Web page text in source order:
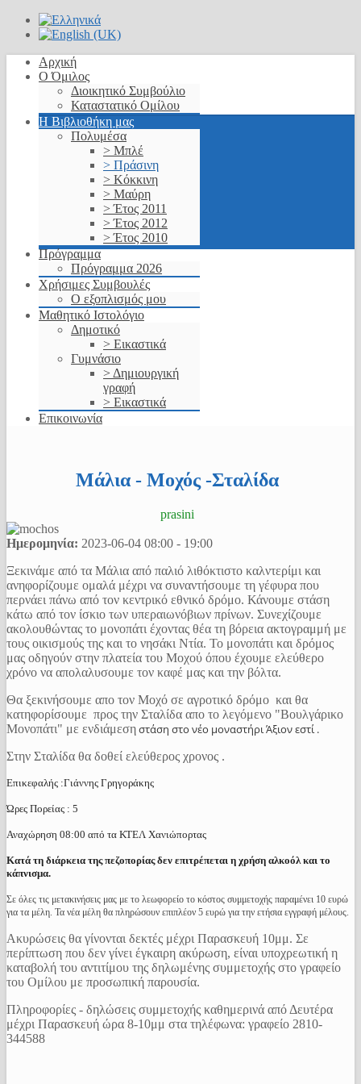
Αρχική
Ο Όμιλος
Διοικητικό Συμβούλιο
Καταστατικό Ομίλου
Η Βιβλιοθήκη μας
Πολυμέσα
> Μπλέ
> Πράσινη
> Κόκκινη
> Μαύρη
> Έτος 2011
> Έτος 2012
> Έτος 2010
Πρόγραμμα
Πρόγραμμα 2026
Χρήσιμες Συμβουλές
Ο εξοπλισμός μου
Μαθητικό Ιστολόγιο
Δημοτικό
> Εικαστικά
Γυμνάσιο
> Δημιουργική
γραφή
> Εικαστικά
Επικοινωνία
Μάλια - Μοχός -Σταλίδα
prasini
Ημερομηνία: 2023-06-04 08:00 - 19:00
Ξεκινάμε από τα Μάλια από παλιό λιθόκτιστο καλντερίμι και
ανηφορίζουμε ομαλά μέχρι να συναντήσουμε τη γέφυρα που
περνάει πάνω από τον κεντρικό εθνικό δρόμο. Κάνουμε στάση
κάτω από τον ίσκιο των υπεραιωνόβιων πρίνων. Συνεχίζουμε
ακολουθώντας το μονοπάτι έχοντας θέα τη βόρεια ακτογραμμή με
τους οικισμούς της και το νησάκι Ντία. Το μονοπάτι και δρόμος
μας οδηγούν στην πλατεία του Μοχού όπου έχουμε ελεύθερο
χρόνο να απολαλυσουμε τον καφέ μας και την βόλτα.
Θα ξεκινήσουμε απο τον Μοχό σε αγροτικό δρόμο και θα
κατηφορίσουμε προς την Σταλίδα απο το λεγόμενο "Βουλγάρικο
Μονοπάτι" με ενδιάμεσηστάση στο νέο μοναστήρι Άξιον εστί .
Στην Σταλίδα θα δοθεί ελεύθερος χρονος .
Επικεφαλής :Γιάννης Γρηγοράκης
Ώρες Πορείας : 5
Αναχώρηση 08:00 από τα ΚΤΕΛ Χανιώπορτας
Κατά τη διάρκεια της πεζοπορίας δεν επιτρέπεται η χρήση αλκοόλ και το
κάπνισμα.
Σε όλες τις μετακινήσεις μας με το λεωφορείο το κόστος συμμετοχής παραμένει 10 ευρώ
για τα μέλη. Τα νέα μέλη θα πληρώσουν επιπλέον 5 ευρώ για την ετήσια εγγραφή μέλους.
Ακυρώσεις θα γίνονται δεκτές μέχρι Παρασκευή 10μμ. Σε
περίπτωση που δεν γίνει έγκαιρη ακύρωση, είναι υποχρεωτική η
καταβολή του αντιτίμου της δηλωμένης συμμετοχής στο γραφείο
του Ομίλου με προσωπική παρουσία.
Πληροφορίες - δηλώσεις συμμετοχής καθημερινά από Δευτέρα
μέχρι Παρασκευή ώρα 8-10μμ στα τηλέφωνα: γραφείο 2810-
344588